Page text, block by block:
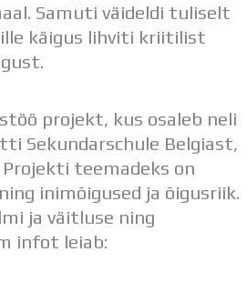
Samuti väideldi tuliselt
käigus lihviti kriitilist
projekt, kus osaleb neli
Sekundarschule Belgiast,
teemadeks on
inimõigused ja õigusriik.
ja väitluse ning
infot leiab: